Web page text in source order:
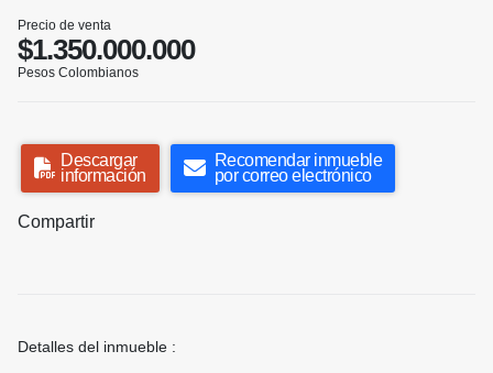
Precio de venta
$1.350.000.000
Pesos Colombianos
Descargar
información
Recomendar inmueble
por correo electrónico
Compartir
Detalles del inmueble :